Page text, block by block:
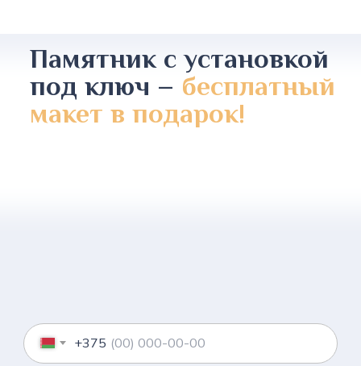
Памятник с установкой
под ключ – бесплатный
макет в подарок!
+375